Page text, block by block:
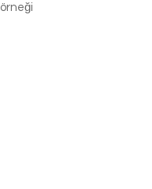
örneği